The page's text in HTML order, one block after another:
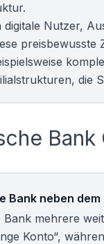
Nutzer,
preisbewusste
die
Bank
Bank neben dem
mehrere
Konto“,